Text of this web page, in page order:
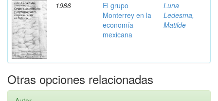
1986
El grupo
Monterrey en la
economía
mexicana
Luna
Ledesma,
Matilde
Otras opciones relacionadas